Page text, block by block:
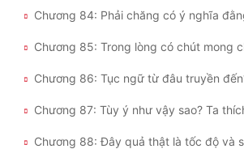
Chương 84: Phải chăng có ý nghĩa
Chương 85: Trong lòng có chút mong
Chương 86: Tục ngữ từ đâu truyền
Chương 87: Tùy ý như vậy sao? Ta